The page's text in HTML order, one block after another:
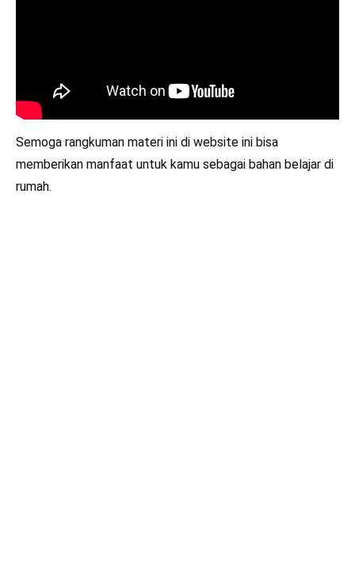
Semoga rangkuman materi ini di website ini bisa
memberikan manfaat untuk kamu sebagai bahan belajar di
rumah.